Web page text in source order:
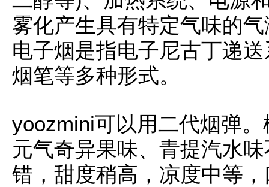
雾化产生具有特定气味的
电子烟是指电子尼古丁递
烟笔等多种形式。
yoozmini可以用二代烟弹
元气奇异果味、青提汽水
错，甜度稍高，凉度中等